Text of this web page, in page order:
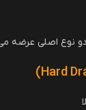
دو نوع اصلی عرضه